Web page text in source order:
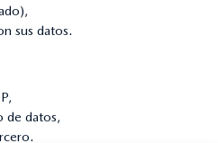
sus datos.
de datos,